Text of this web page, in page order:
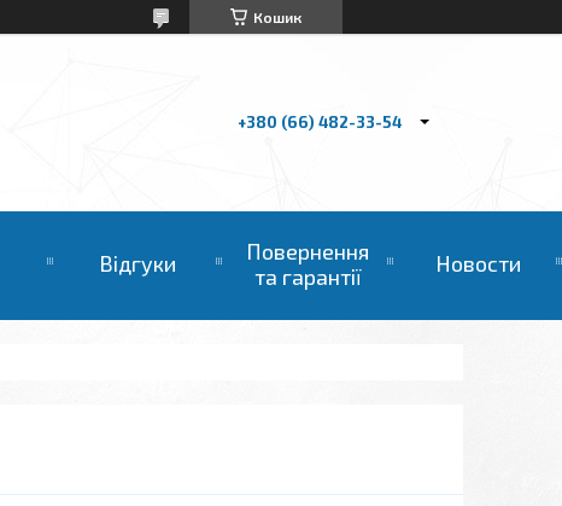
Кошик
+380 (66) 482-33-54
Відгуки
Повернення
та гарантії
Новости